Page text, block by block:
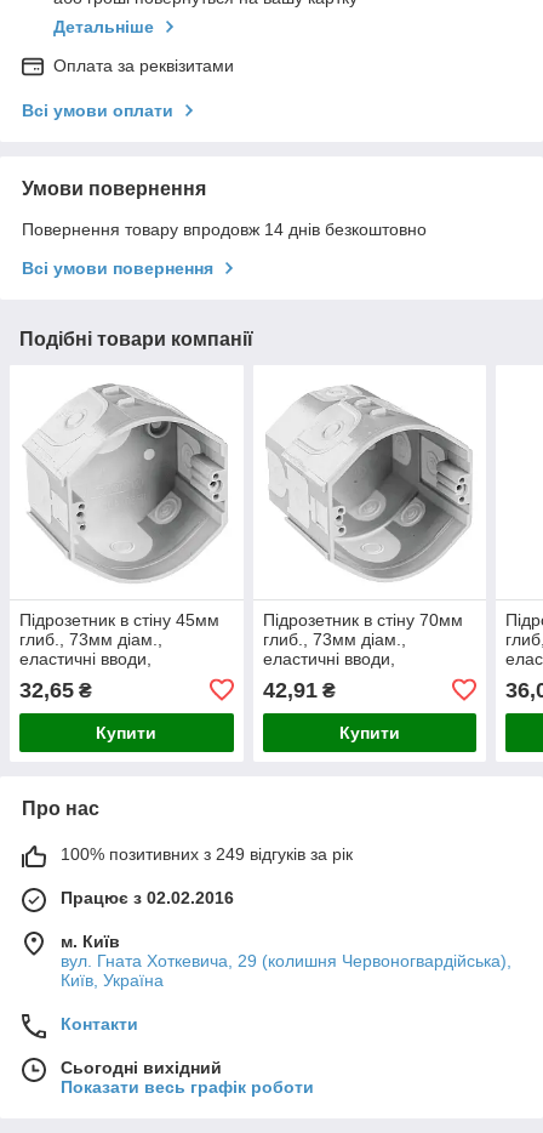
Детальніше
Оплата за реквізитами
Всі умови оплати
Умови повернення
Повернення товару впродовж 14 днів безкоштовно
Всі умови повернення
Подібні товари компанії
Підрозетник в стіну 45мм
глиб., 73мм діам.,
еластичні вводи,
стикуємий, сірий, KOPOS
32,65 ₴
Купити
Підрозетник в стіну 70мм
глиб., 73мм діам.,
еластичні вводи,
стикуємий, сірий, KOPOS
42,91₴
Купити
Про нас
100% позитивних з 249 відгуків за рік
Працює з 02.02.2016
м. Київ
вул. Гната Хоткевича, 29 (колишня Червоногвардійська),
Київ, Україна
Контакти
Сьогодні вихідний
Показати весь графік роботи